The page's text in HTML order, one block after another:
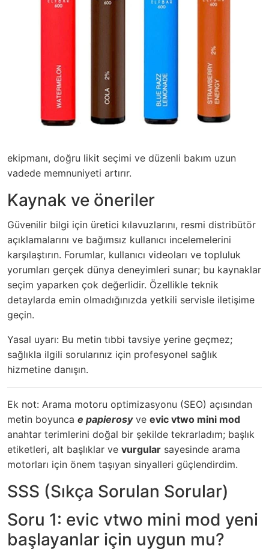
ekipmanı, doğru likit seçimi ve düzenli bakım uzun
vadede memnuniyeti artırır.
Kaynak ve öneriler
Güvenilir bilgi için üretici kılavuzlarını, resmi distribütör
açıklamalarını ve bağımsız kullanıcı incelemelerini
karşılaştırın. Forumlar, kullanıcı videoları ve topluluk
yorumları gerçek dünya deneyimleri sunar; bu kaynaklar
seçim yaparken çok değerlidir. Özellikle teknik
detaylarda emin olmadığınızda yetkili servisle iletişime
geçin.
Yasal uyarı: Bu metin tıbbi tavsiye yerine geçmez;
sağlıkla ilgili sorularınız için profesyonel sağlık
hizmetine danışın.
Ek not: Arama motoru optimizasyonu (SEO) açısından
metin boyunca e papierosyve evic vtwo mini mod
anahtar terimlerini doğal bir şekilde tekrarladım; başlık
etiketleri, alt başlıklar ve vurgular sayesinde arama
motorları için önem taşıyan sinyalleri güçlendirdim.
SSS (Sıkça Sorulan Sorular)
Soru 1: evic vtwo mini mod yeni
başlayanlar için uygun mu?